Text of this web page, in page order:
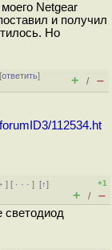
Netgear
и получил
Но
ответить]
+ / –
112534.ht
] [ · · ·][↑]
+1
+ / –
светодиод